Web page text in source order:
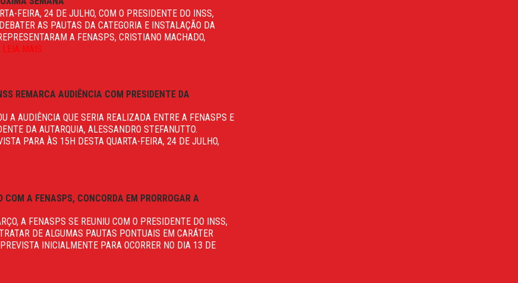
FEIRA, 24 DE JULHO, COM O PRESIDENTE DO INSS,
AS PAUTAS DA CATEGORIA E INSTALAÇÃO DA
A FENASPS, CRISTIANO MACHADO,
LEIA MAIS
REMARCA AUDIÊNCIA COM PRESIDENTE DA
A AUDIÊNCIA QUE SERIA REALIZADA ENTRE A FENASPS E
DA AUTARQUIA, ALESSANDRO STEFANUTTO.
PARA ÀS 15H DESTA QUARTA-FEIRA, 24 DE JULHO,
COM A FENASPS, CONCORDA EM PRORROGAR A
A FENASPS SE REUNIU COM O PRESIDENTE DO INSS,
DE ALGUMAS PAUTAS PONTUAIS EM CARÁTER
INICIALMENTE PARA OCORRER NO DIA 13 DE